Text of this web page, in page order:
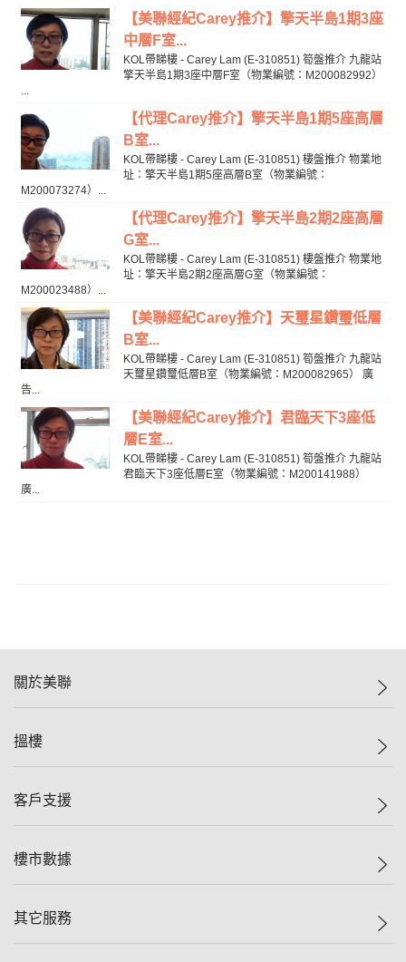
【美聯經紀Carey推介】擎天半島1期3座
中層F室...
KOL帶睇樓 - Carey Lam (E-310851) 筍盤推介 九龍站
擎天半島1期3座中層F室（物業編號：M200082992）
...
【代理Carey推介】擎天半島1期5座高層
B室...
KOL帶睇樓 - Carey Lam (E-310851) 樓盤推介 物業地
址：擎天半島1期5座高層B室（物業編號：
M200073274）...
【代理Carey推介】擎天半島2期2座高層
G室...
KOL帶睇樓 - Carey Lam (E-310851) 樓盤推介 物業地
址：擎天半島2期2座高層G室（物業編號：
M200023488）...
【美聯經紀Carey推介】天璽星鑽璽低層
B室...
KOL帶睇樓 - Carey Lam (E-310851) 筍盤推介 九龍站
天璽星鑽璽低層B室（物業編號：M200082965） 廣
告...
【美聯經紀Carey推介】君臨天下3座低
層E室...
KOL帶睇樓 - Carey Lam (E-310851) 筍盤推介 九龍站
君臨天下3座低層E室（物業編號：M200141988）
廣...
關於美聯
美聯集團
人才招募
搵樓
一手新盤
減價
美聯豪宅
獨家樓盤
客戶支援
自助放盤
查詢熱線
樓市數據
樓價指數
其它服務